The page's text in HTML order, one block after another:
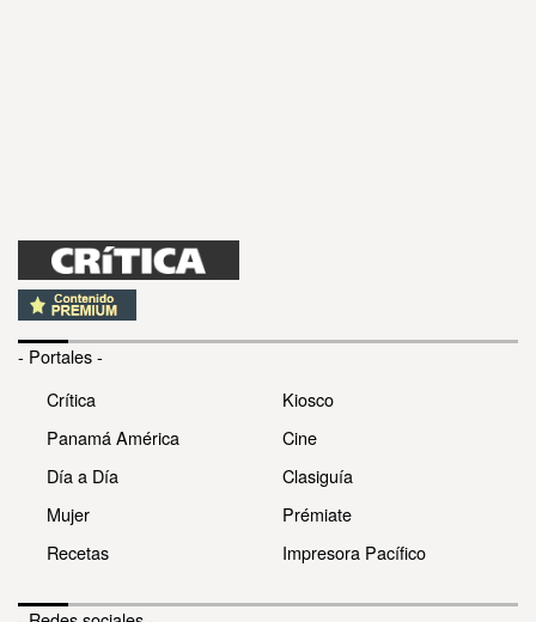
- Portales -
Crítica
Panamá América
Día a Día
Mujer
Recetas
Kiosco
Cine
Clasiguía
Prémiate
Impresora Pacífico